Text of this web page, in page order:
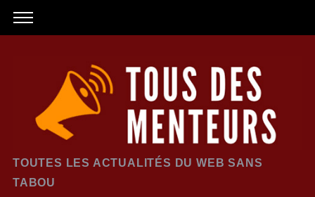
TOUTES LES ACTUALITÉS DU WEB SANS
TABOU